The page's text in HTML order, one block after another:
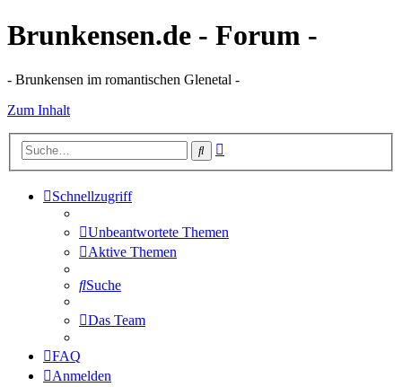
Brunkensen.de - Forum -
- Brunkensen im romantischen Glenetal -
Zum Inhalt
Suche
Schnellzugriff
Unbeantwortete Themen
Aktive Themen
Suche
Das Team
FAQ
Anmelden